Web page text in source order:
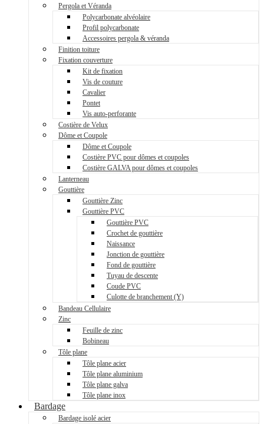
Pergola et Véranda
Polycarbonate alvéolaire
Profil polycarbonate
Accessoires pergola & véranda
Finition toiture
Fixation couverture
Kit de fixation
Vis de couture
Cavalier
Pontet
Vis auto-perforante
Costière de Velux
Dôme et Coupole
Dôme et Coupole
Costière PVC pour dômes et coupoles
Costière GALVA pour dômes et coupoles
Lanterneau
Gouttière
Gouttière Zinc
Gouttière PVC
Gouttière PVC
Crochet de gouttière
Naissance
Jonction de gouttière
Fond de gouttière
Tuyau de descente
Coude PVC
Culotte de branchement (Y)
Bandeau Cellulaire
Zinc
Feuille de zinc
Bobineau
Tôle plane
Tôle plane acier
Tôle plane aluminium
Tôle plane galva
Tôle plane inox
Bardage
Bardage isolé acier